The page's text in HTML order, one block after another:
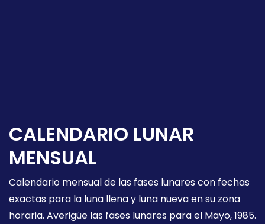
CALENDARIO LUNAR
MENSUAL
Calendario mensual de las fases lunares con fechas
exactas para la luna llena y luna nueva en su zona
horaria. Averigüe las fases lunares para el Mayo, 1985.